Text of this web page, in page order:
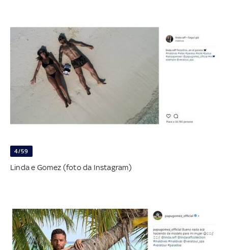
4/59
Linda e Gomez (foto da Instagram)